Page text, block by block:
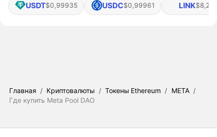
USDT$0,99935 USDC$0,99961 LINK$8,27
Главная / Криптовалюты / Токены Ethereum / META /
Где купить Meta Pool DAO